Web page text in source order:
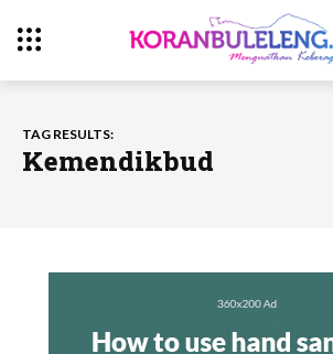
TAG RESULTS:
Kemendikbud